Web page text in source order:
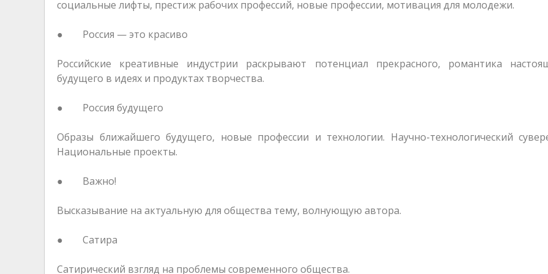
социальные лифты, престиж рабочих профессий, новые профессии, мотивация для молодежи.
● Россия — это красиво
Российские креативные индустрии раскрывают потенциал прекрасного, романтика
будущего в идеях и продуктах творчества.
● Россия будущего
Образы ближайшего будущего, новые профессии и технологии. Научно-технологический
Национальные проекты.
● Важно!
Высказывание на актуальную для общества тему, волнующую автора.
● Сатира
Сатирический взгляд на проблемы современного общества.